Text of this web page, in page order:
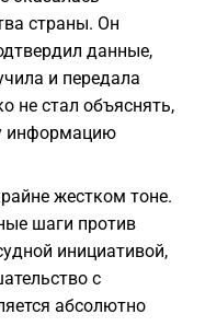
страны. Он
данные,
и передала
не стал объяснять,
информацию
жестком тоне.
шаги против
инициативой,
с
абсолютно